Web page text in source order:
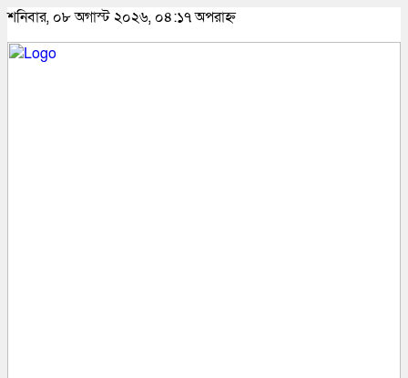
শনিবার, ০৮ অগাস্ট ২০২৬, ০৪:১৭ অপরাহ্ন